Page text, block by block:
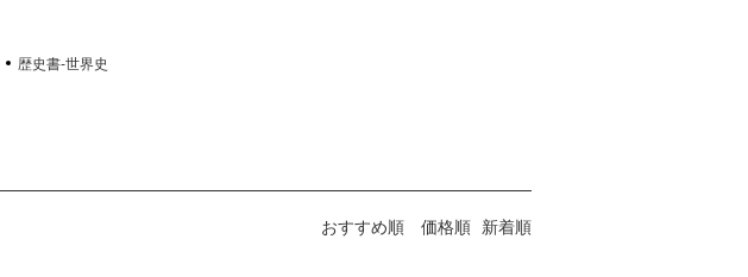
歴史書-世界史
おすすめ順 価格順 新着順